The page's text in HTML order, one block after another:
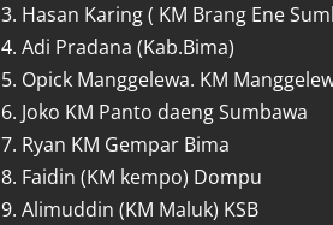
3. Hasan Karing ( KM Brang Ene
4. Adi Pradana (Kab.Bima)
5. Opick Manggelewa. KM
6. Joko KM Panto daeng Sumbawa
7. Ryan KM Gempar Bima
8. Faidin (KM kempo) Dompu
9. Alimuddin (KM Maluk) KSB